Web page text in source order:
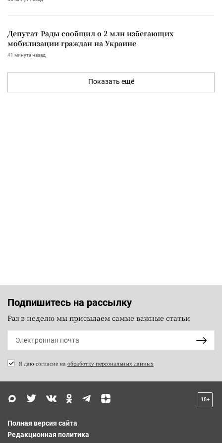
Депутат Рады сообщил о 2 млн избегающих
мобилизации граждан на Украине
41 минута назад
Показать ещё
Подпишитесь на рассылку
Раз в неделю мы присылаем самые важные статьи
Я даю согласие на обработку персональных данных
18+
Полная версия сайта
Редакционная политика